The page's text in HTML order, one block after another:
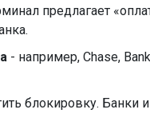
предлагает
- например, Chase,
блокировку.